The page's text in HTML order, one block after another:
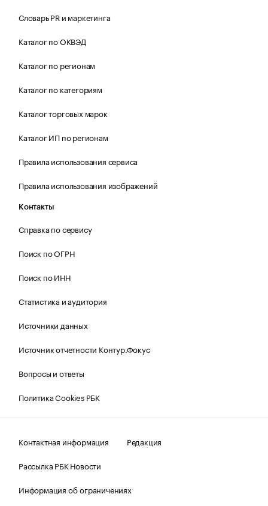
Словарь PR и маркетинга
Каталог по ОКВЭД
Каталог по регионам
Каталог по категориям
Каталог торговых марок
Каталог ИП по регионам
Правила использования сервиса
Правила использования изображений
Контакты
Справка по сервису
Поиск по ОГРН
Поиск по ИНН
Статистика и аудитория
Источники данных
Источник отчетности Контур.Фокус
Вопросы и ответы
Политика Cookies РБК
Контактная информация
Редакция
Рассылка РБК Новости
Информация об ограничениях